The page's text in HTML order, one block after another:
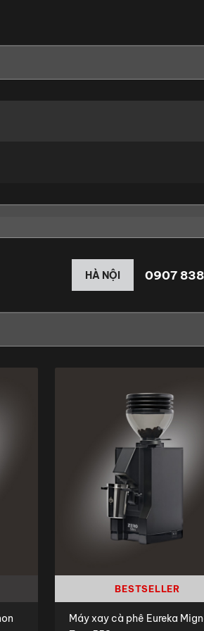
HÀ NỘI 0907
BESTSELLER
Máy xay cà phê Eureka